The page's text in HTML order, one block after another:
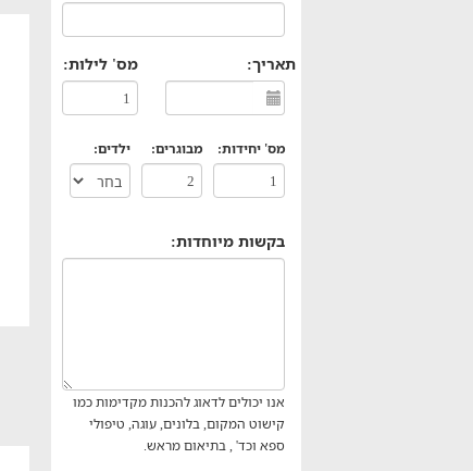
תאריך: מס' לילות:
מס' יחידות: מבוגרים: ילדים:
בקשות מיוחדות:
אנו יכולים לדאוג להכנות מקדימות כמו
קישוט המקום, בלונים, עוגה, טיפולי
ספא וכד' , בתיאום מראש.